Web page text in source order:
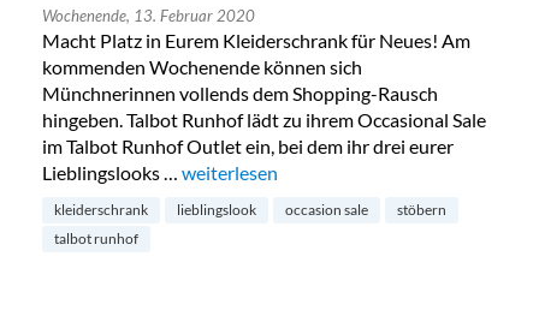
Wochenende, 13. Februar 2020
Macht Platz in Eurem Kleiderschrank für Neues! Am
kommenden Wochenende können sich
Münchnerinnen vollends dem Shopping-Rausch
hingeben. Talbot Runhof lädt zu ihrem Occasional Sale
im Talbot Runhof Outlet ein, bei dem ihr drei eurer
Lieblingslooks … „Talbot Runhof Occasion Sale im
weiterlesen
kleiderschrank lieblingslook occasion sale
stöbern
talbot runhof